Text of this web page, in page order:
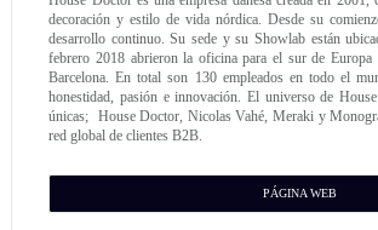
decoración y estilo de vida nórdica. Desde su
desarrollo continuo. Su sede y su Showlab están
febrero 2018 abrieron la oficina para el sur de
Barcelona. En total son 130 empleados en todo el
honestidad, pasión e innovación. El universo de
únicas; House Doctor, Nicolas Vahé, Meraki y
red global de clientes B2B.
PÁGINA WEB